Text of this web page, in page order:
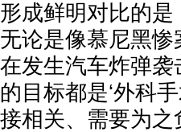
形成鲜明对比的
无论是像慕尼黑
在发生汽车炸弹
的目标都是‘外科
接相关、需要为之